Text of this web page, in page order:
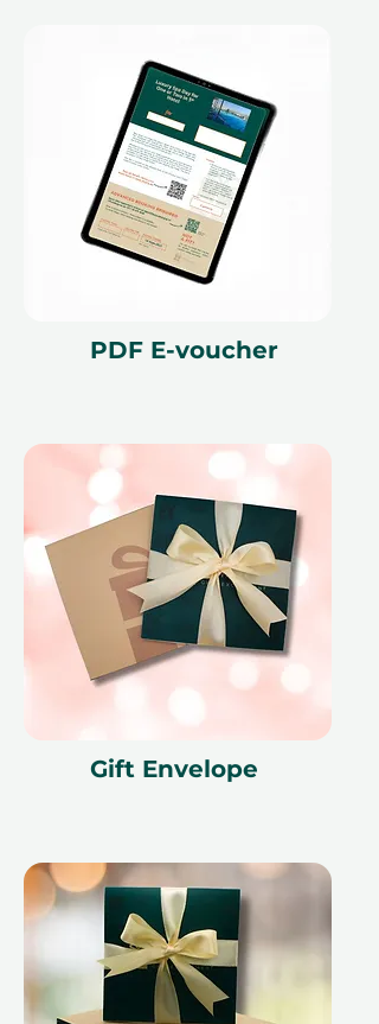
вкусных открытий с семейным
ужином, который больше, чем
просто еда — это праздник
единства, вкуса и вечных
воспоминаний.
Обратите внимание: это
Бронирование возобновится с
Мелкий шрифт 📜
Этот подарочный сертификат
действителен в течение 12
идентификации, может быть
использован только один раз, не
Подарочный сертификат должен
быть указан при использовании и
может быть использован только
на ithara.ae. Требуется
предварительное бронирование,
которое подлежит наличию;
PDF E-voucher
Gift Envelope